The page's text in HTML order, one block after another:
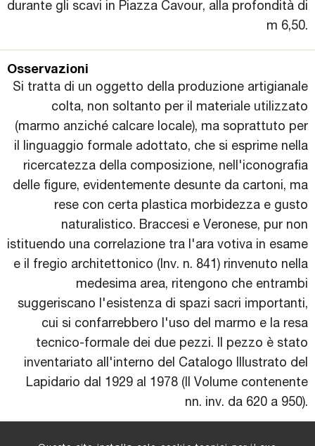
durante gli scavi in Piazza Cavour, alla profondità di
m 6,50.
Osservazioni
Si tratta di un oggetto della produzione artigianale
colta, non soltanto per il materiale utilizzato
(marmo anziché calcare locale), ma soprattuto per
il linguaggio formale adottato, che si esprime nella
ricercatezza della composizione, nell'iconografia
delle figure, evidentemente desunte da cartoni, ma
rese con certa plastica morbidezza e gusto
naturalistico. Braccesi e Veronese, pur non
istituendo una correlazione tra l'ara votiva in esame
e il fregio architettonico (Inv. n. 841) rinvenuto nella
medesima area, ritengono che entrambi
suggeriscano l'esistenza di spazi sacri importanti,
cui si confarrebbero l'uso del marmo e la resa
tecnico-formale dei due pezzi. ll pezzo è stato
inventariato all'interno del Catalogo Illustrato del
Lapidario dal 1929 al 1978 (II Volume contenente
nn. inv. da 620 a 950).